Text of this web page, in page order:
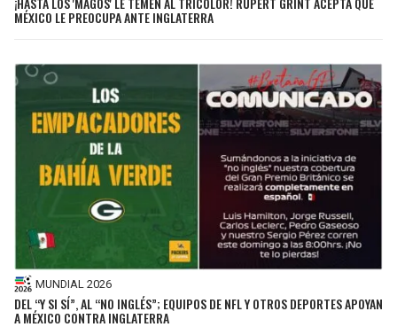
MÉXICO LE PREOCUPA ANTE INGLATERRA
MUNDIAL 2026
DEL “Y SI SÍ”, AL “NO INGLÉS”; EQUIPOS DE NFL Y OTROS DEPORTES APOYAN
A MÉXICO CONTRA INGLATERRA